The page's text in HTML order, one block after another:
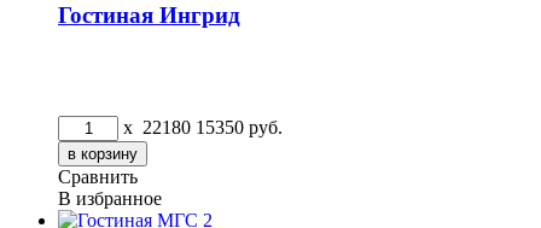
Гостиная Ингрид
x 22180 15350 руб.
Сравнить
В избранное